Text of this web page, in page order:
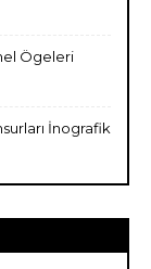
Ögeleri
İnografik